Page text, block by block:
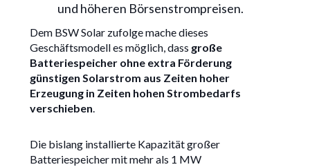
und höheren Börsenstrompreisen.
Dem BSW Solar zufolge mache dieses
Geschäftsmodell es möglich, dass große
Batteriespeicher ohne extra Förderung
günstigen Solarstrom aus Zeiten hoher
Erzeugung in Zeiten hohen Strombedarfs
verschieben.
Die bislang installierte Kapazität großer
Batteriespeicher mit mehr als 1 MW